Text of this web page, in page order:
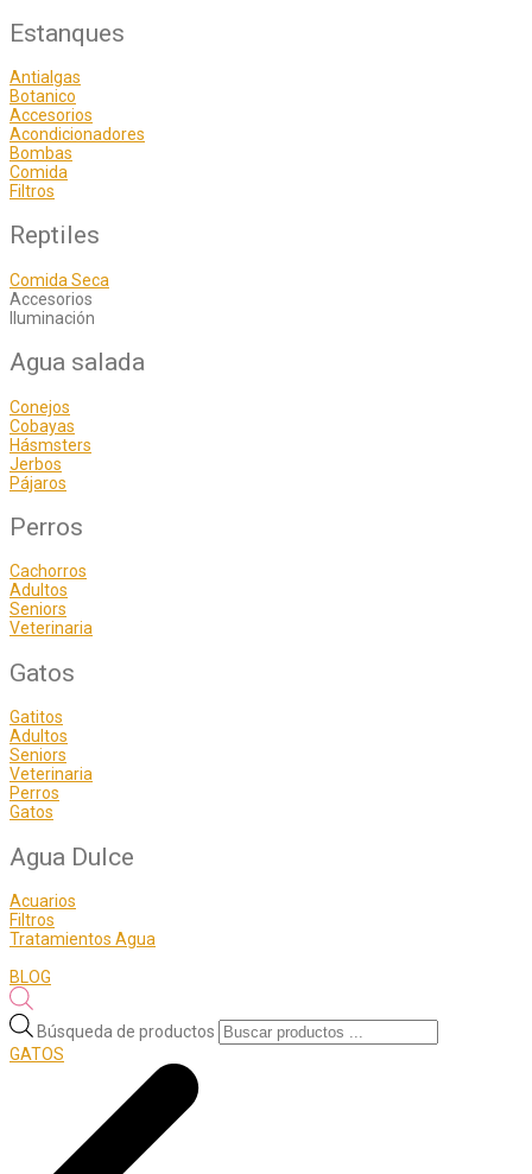
Estanques
Antialgas
Botanico
Accesorios
Acondicionadores
Bombas
Comida
Filtros
Reptiles
Comida Seca
Accesorios
Iluminación
Agua salada
Conejos
Cobayas
Hásmsters
Jerbos
Pájaros
Perros
Cachorros
Adultos
Seniors
Veterinaria
Gatos
Gatitos
Adultos
Seniors
Veterinaria
Perros
Gatos
Agua Dulce
Acuarios
Filtros
Tratamientos Agua
BLOG
Búsqueda de productos
GATOS